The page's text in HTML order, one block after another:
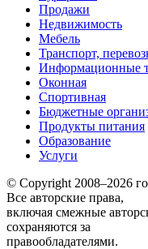
Продажи
Недвижимость
Мебель
Транспорт,
Информационные
Оконная
Спортивная
Бюджетные
Продукты питания
Образование
Услуги
© Copyright 2008–2026
Все авторские права,
включая смежные
сохраняются за
правообладателями.